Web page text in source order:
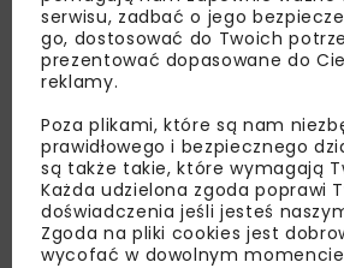
serwisu, zadbać o jego
go, dostosować do Twoich
prezentować dopasowane do
reklamy.
Poza plikami, które są nam
prawidłowego i bezpiecznego
są także takie, które wymagają
Każda udzielona zgoda poprawi
doświadczenia jeśli jesteś
Zgoda na pliki cookies jest
wycofać w dowolnym